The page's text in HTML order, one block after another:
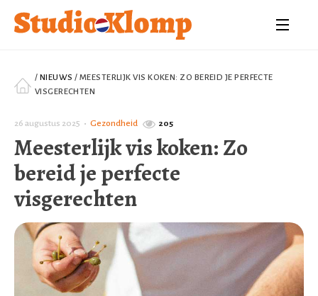
/ NIEUWS / MEESTERLIJK VIS KOKEN: ZO BEREID JE PERFECTE
VISGERECHTEN
26 augustus 2025 • Gezondheid 205
Meesterlijk vis koken: Zo
bereid je perfecte
visgerechten